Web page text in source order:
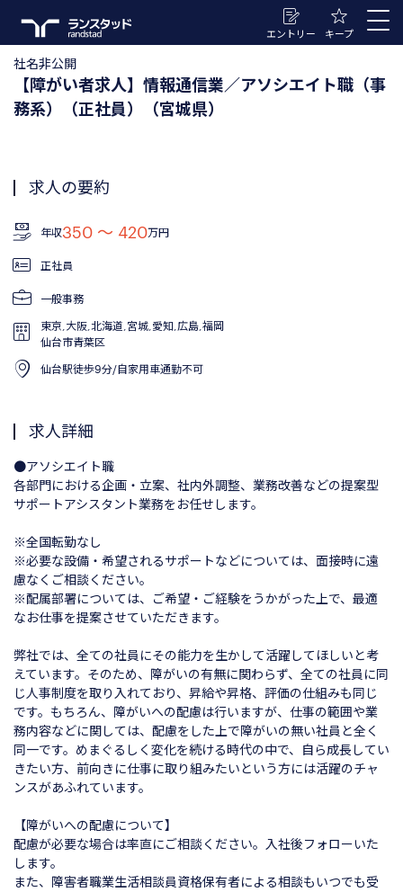
キープ
エントリー
社名非公開
【障がい者求人】情報通信業／アソシエイト職（事
務系）（正社員）（宮城県）
求人の要約
年収350 〜 420万円
正社員
一般事務
東京,大阪,北海道,宮城,愛知,広島,福岡
仙台市青葉区
仙台駅徒歩9分/自家用車通勤不可
求人詳細
●アソシエイト職
各部門における企画・立案、社内外調整、業務改善などの提案型
サポートアシスタント業務をお任せします。
※全国転勤なし
※必要な設備・希望されるサポートなどについては、面接時に遠
慮なくご相談ください。
※配属部署については、ご希望・ご経験をうかがった上で、最適
なお仕事を提案させていただきます。
弊社では、全ての社員にその能力を生かして活躍してほしいと考
えています。そのため、障がいの有無に関わらず、全ての社員に同
じ人事制度を取り入れており、昇給や昇格、評価の仕組みも同じ
です。もちろん、障がいへの配慮は行いますが、仕事の範囲や業
務内容などに関しては、配慮をした上で障がいの無い社員と全く
同一です。めまぐるしく変化を続ける時代の中で、自ら成長してい
きたい方、前向きに仕事に取り組みたいという方には活躍のチャ
ンスがあふれています。
【障がいへの配慮について】
配慮が必要な場合は率直にご相談ください。入社後フォローいた
します。
また、障害者職業生活相談員資格保有者による相談もいつでも受